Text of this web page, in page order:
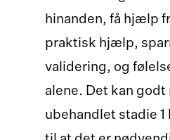
hinanden, få hjælp
praktisk hjælp,
validering, og
alene. Det kan
ubehandlet stadie